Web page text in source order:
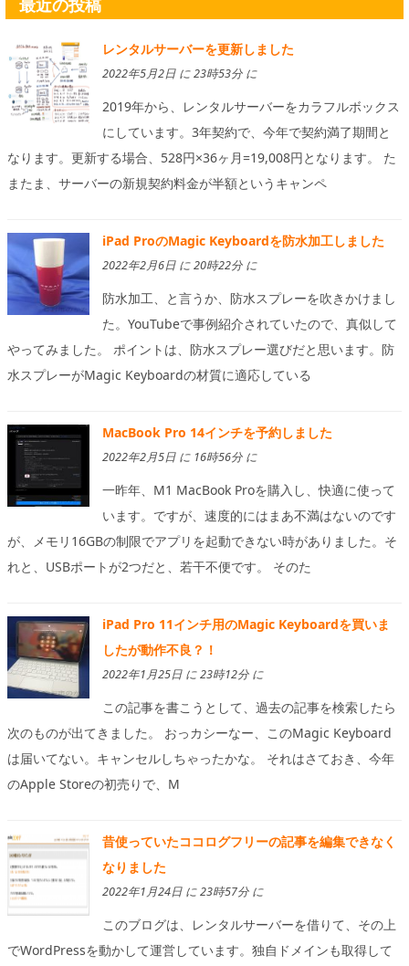
最近の投稿
レンタルサーバーを更新しました
2022年5月2日 に 23時53分 に
2019年から、レンタルサーバーをカラフルボックス
にしています。3年契約で、今年で契約満了期間と
なります。更新する場合、528円×36ヶ月=19,008円となります。 た
またま、サーバーの新規契約料金が半額というキャンペ
iPad ProのMagic Keyboardを防水加工しました
2022年2月6日 に 20時22分 に
防水加工、と言うか、防水スプレーを吹きかけまし
た。YouTubeで事例紹介されていたので、真似して
やってみました。 ポイントは、防水スプレー選びだと思います。防
水スプレーがMagic Keyboardの材質に適応している
MacBook Pro 14インチを予約しました
2022年2月5日 に 16時56分 に
一昨年、M1 MacBook Proを購入し、快適に使って
います。ですが、速度的にはまあ不満はないのです
が、メモリ16GBの制限でアプリを起動できない時がありました。そ
れと、USBポートが2つだと、若干不便です。 そのた
iPad Pro 11インチ用のMagic Keyboardを買いま
したが動作不良？！
2022年1月25日 に 23時12分 に
この記事を書こうとして、過去の記事を検索したら
次のものが出てきました。 おっカシーなー、このMagic Keyboard
は届いてない。キャンセルしちゃったかな。 それはさておき、今年
のApple Storeの初売りで、M
昔使っていたココログフリーの記事を編集できなく
なりました
2022年1月24日 に 23時57分 に
このブログは、レンタルサーバーを借りて、その上
でWordPressを動かして運営しています。独自ドメインも取得して